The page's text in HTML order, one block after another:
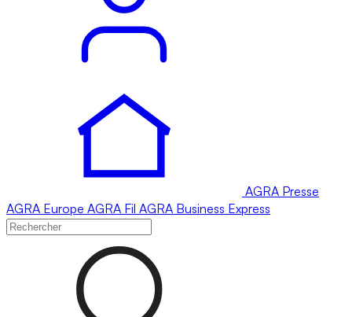
AGRA Presse
AGRA Europe AGRA Fil AGRA Business Express